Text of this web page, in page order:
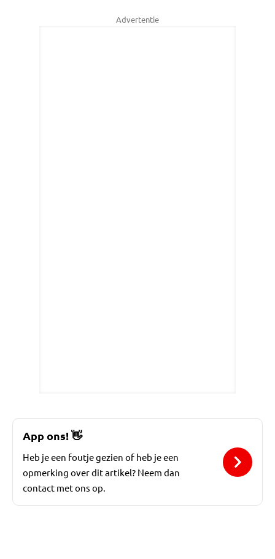
Advertentie
App ons!👋
Heb je een foutje gezien of heb je een
opmerking over dit artikel? Neem dan
contact met ons op.